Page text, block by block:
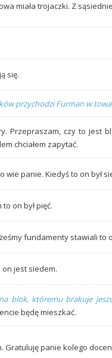
miała trojaczki. Z
się.
przychodzi Furman w
Przepraszam, czy to jest
chciałem zapytać.
wie panie. Kiedyś to on był
on był pięć.
fundamenty stawiali to
on jest siedem.
blok, któremu brakuje
będę mieszkać.
Gratuluję panie kolego